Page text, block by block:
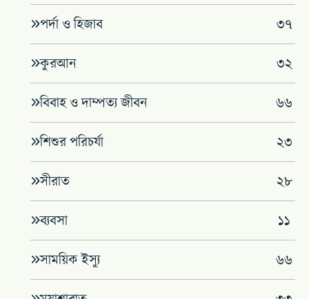
পর্দা ও হিজাব ৩৭
কুরআন ৩২
বিবাহ ও দাম্পত্য জীবন ৬৬
শিশুর পরিচর্যা ২৩
সীরাত ২৮
ব্যবসা ১১
সাময়িক ইস্যু ৬৬